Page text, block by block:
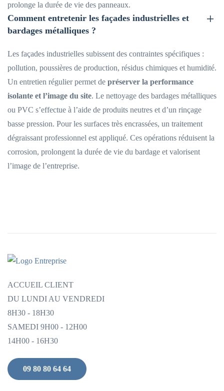
prolonge la durée de vie des panneaux.
Comment entretenir les façades industrielles et
bardages métalliques ?
Les façades industrielles subissent des contraintes spécifiques :
pollution, poussières de production, résidus chimiques et humidité.
Un entretien régulier permet de préserver la performance
isolante et l’image du site. Le nettoyage des bardages métalliques
ou PVC s’effectue à l’aide de produits neutres et d’un rinçage
basse pression. Pour les surfaces très encrassées, un traitement
dégraissant professionnel est appliqué. Ces opérations réduisent la
corrosion, prolongent la durée de vie du bardage et valorisent
l’image de l’entreprise.
ACCUEIL CLIENT
DU LUNDI AU VENDREDI
8H30 - 18H30
SAMEDI 9H00 - 12H00
14H00 - 16H30
09 80 80 64 64